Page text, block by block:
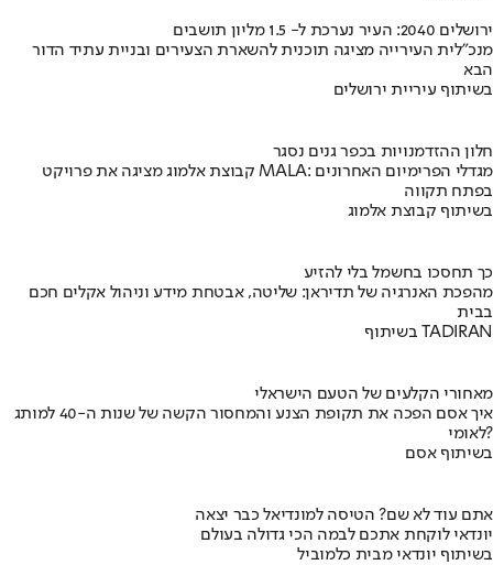
ירושלים 2040: העיר נערכת ל- 1.5 מליון תושבים
מנכ"לית העירייה מציגה תוכנית להשארת הצעירים ובניית עתיד הדור
הבא
בשיתוף עיריית ירושלים
חלון ההזדמנויות בכפר גנים נסגר
קבוצת אלמוג מציגה את פרויקט MALA: מגדלי הפרימיום האחרונים
בפתח תקווה
בשיתוף קבוצת אלמוג
כך תחסכו בחשמל בלי להזיע
מהפכת האנרגיה של תדיראן: שליטה, אבטחת מידע וניהול אקלים חכם
בבית
בשיתוף TADIRAN
מאחורי הקלעים של הטעם הישראלי
איך אסם הפכה את תקופת הצנע והמחסור הקשה של שנות ה-40 למותג
לאומי?
בשיתוף אסם
אתם עוד לא שם? הטיסה למונדיאל כבר יצאה
יונדאי לוקחת אתכם לבמה הכי גדולה בעולם
בשיתוף יונדאי מבית כלמוביל